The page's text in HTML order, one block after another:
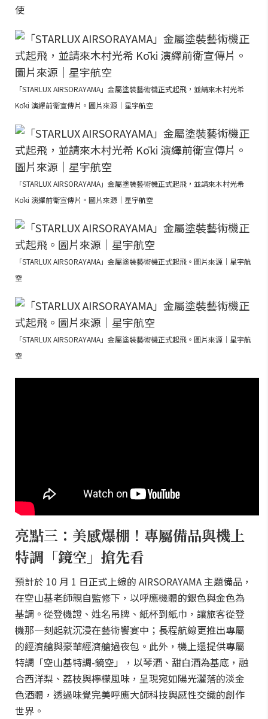
使
「STARLUX AIRSORAYAMA」金屬塗裝藝術機正式起飛，並請來木村光希
Kōki 演繹前衛宣傳片。圖片來源｜星宇航空
「STARLUX AIRSORAYAMA」金屬塗裝藝術機正式起飛，並請來木村光希
Kōki 演繹前衛宣傳片。圖片來源｜星宇航空
「STARLUX AIRSORAYAMA」金屬塗裝藝術機正式起飛。圖片來源｜星宇航
空
「STARLUX AIRSORAYAMA」金屬塗裝藝術機正式起飛。圖片來源｜星宇航
空
亮點三：美感爆棚！專屬備品與機上
特調「鏡空」搶先看
預計於 10 月 1 日正式上線的 AIRSORAYAMA 主題備品，
在空山基老師親自監修下，以呼應機體的銀色與金色為
基調。從登機證、姓名吊牌、紙杯到紙巾，讓旅客從登
機那一刻起就沉浸在藝術饗宴中；長程航線更推出專屬
的經濟艙與豪華經濟艙過夜包。此外，機上還提供專屬
特調「空山基特調-鏡空」，以琴酒、甜白酒為基底，融
合西洋梨、荔枝與檸檬風味，呈現宛如陽光灑落的淡金
色酒體，透過味覺完美呼應大師科技與感性交織的創作
世界。